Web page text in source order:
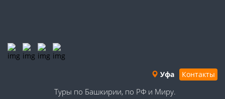
Уфа Контакты
Туры по Башкирии, по РФ и Миру.